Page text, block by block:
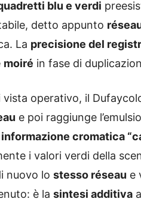
blu e verdi
detto appunto
La precisione del
moiré in fase di
vista operativo, il
e poi raggiunge
informazione cromatica
i valori verdi della
nuovo lo stesso réseau e
è la sintesi additiva